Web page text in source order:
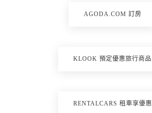
AGODA.COM 訂房
KLOOK 預定優惠旅行商品
RENTALCARS 租車享優惠